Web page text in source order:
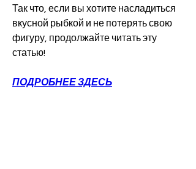
Так что, если вы хотите насладиться
вкусной рыбкой и не потерять свою
фигуру, продолжайте читать эту
статью!
ПОДРОБНЕЕ ЗДЕСЬ